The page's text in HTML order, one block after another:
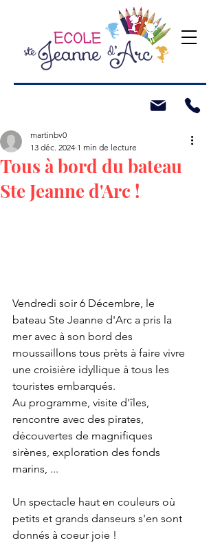
Tous à bord du bateau
Ste Jeanne d'Arc !
martinbv0
13 déc. 2024 1 min de lecture
Vendredi soir 6 Décembre, le
bateau Ste Jeanne d'Arc a pris la
mer avec à son bord des
moussaillons tous prèts à faire vivre
une croisière idyllique à tous les
touristes embarqués.
Au programme, visite d'îles,
rencontre avec des pirates,
découvertes de magnifiques
sirènes, exploration des fonds
marins, ...
Un spectacle haut en couleurs où
petits et grands danseurs s'en sont
donnés à coeur joie !